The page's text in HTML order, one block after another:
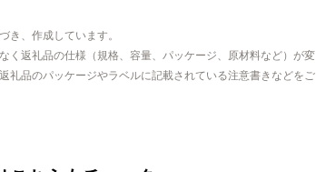
き、作成しています。
く返礼品の仕様（規格、容量、パッケージ、原材料など）が変
礼品のパッケージやラベルに記載されている注意書きなどをご